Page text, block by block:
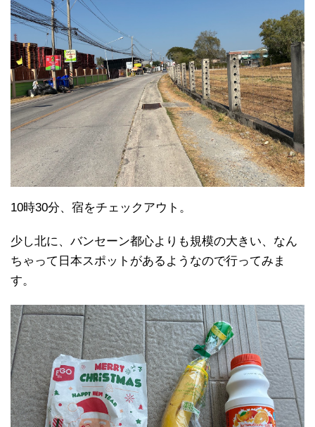
10時30分、宿をチェックアウト。
少し北に、バンセーン都心よりも規模の大きい、なん
ちゃって日本スポットがあるようなので行ってみま
す。